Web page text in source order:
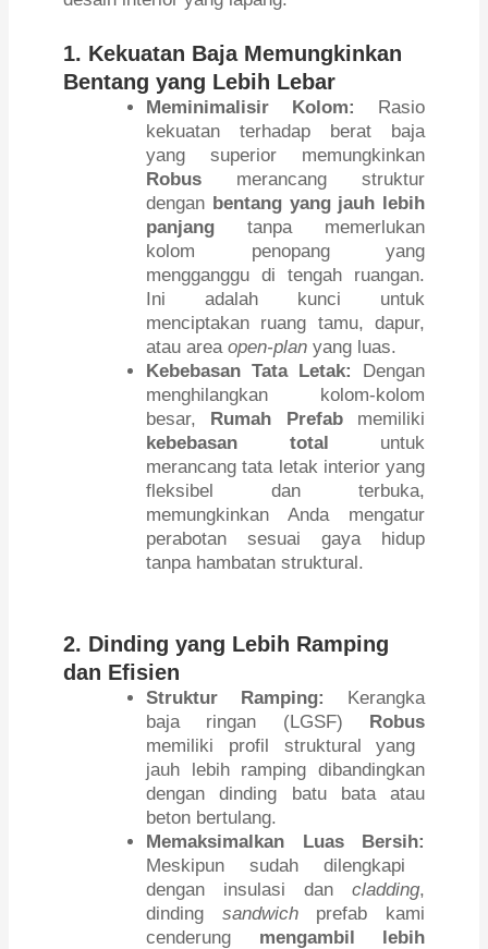
1. Kekuatan Baja Memungkinkan
Bentang yang Lebih Lebar
Meminimalisir Kolom:
Rasio
kekuatan terhadap berat baja
yang superior memungkinkan
Robus merancang struktur
dengan bentang yang jauh lebih
panjang tanpa memerlukan
kolom penopang yang
mengganggu di tengah ruangan.
Ini adalah kunci untuk
menciptakan ruang tamu, dapur,
atau areaopen-plan yang luas.
Kebebasan Tata Letak:
Dengan
menghilangkan kolom-kolom
besar, Rumah Prefabmemiliki
kebebasan total untuk
merancang tata letak interior yang
fleksibel dan terbuka,
memungkinkan Anda mengatur
perabotan sesuai gaya hidup
tanpa hambatan struktural.
2. Dinding yang Lebih Ramping
dan Efisien
Struktur Ramping:
Kerangka
baja ringan (LGSF) Robus
memiliki profil struktural yang
jauh lebih ramping dibandingkan
dengan dinding batu bata atau
beton bertulang.
Memaksimalkan Luas Bersih:
Meskipun sudah dilengkapi
dengan insulasi dan cladding,
dinding sandwichprefab kami
cenderung mengambil lebih